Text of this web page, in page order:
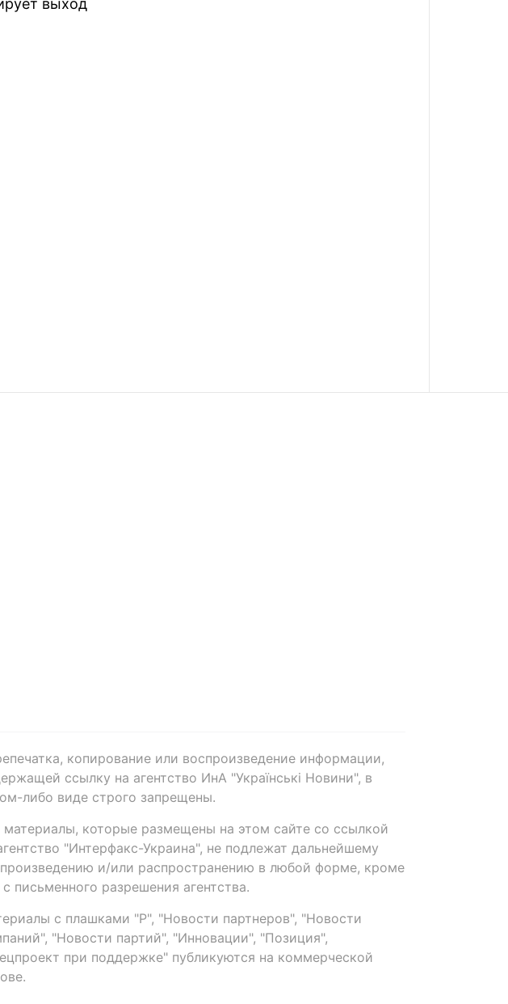
выход
копирование или воспроизведение информации,
ссылку на агентство ИнА "Українські Новини", в
либо виде строго запрещены.
материалы, которые размещены на этом сайте со ссылкой
"Интерфакс-Украина", не подлежат дальнейшему
и/или распространению в любой форме, кроме
с письменного разрешения агентства.
с плашками "Р", "Новости партнеров", "Новости
"Новости партий", "Инновации", "Позиция",
при поддержке" публикуются на коммерческой